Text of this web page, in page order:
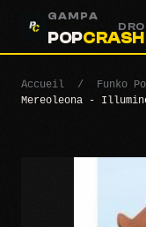
GAMPA
POPCRASH
Accueil / Funko
Mereoleona -